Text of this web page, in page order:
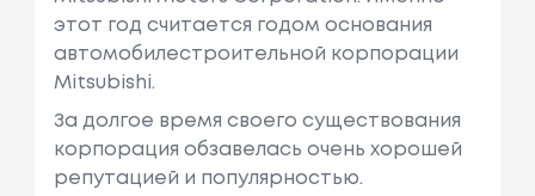
этот год считается годом основания
автомобилестроительной корпорации
Mitsubishi.
За долгое время своего существования
корпорация обзавелась очень хорошей
репутацией и популярностью.